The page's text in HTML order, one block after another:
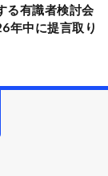
る有識者検討会
年中に提言取り